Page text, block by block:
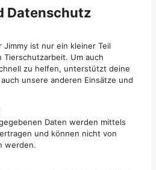
Datenschutz
ist nur ein kleiner Teil
Um auch
zu helfen, unterstützt deine
unsere anderen Einsätze und
Daten werden mittels
und können nicht von
werden.